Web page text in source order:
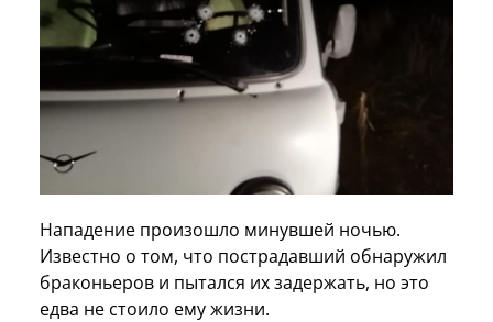
Нападение произошло минувшей ночью.
Известно о том, что пострадавший обнаружил
браконьеров и пытался их задержать, но это
едва не стоило ему жизни.